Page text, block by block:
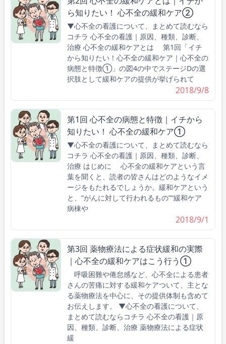
ら知りたい！ 心不全の緩和ケア②
▼心不全の看護について、まとめて読むなら
コチラ 心不全の看護｜原因、種類、診断、
治療 心不全の緩和ケアとは 第1回「イチ
から知りたい！心不全の緩和ケア｜心不全の
病態と特徴①」の図4の中でステージDの選
択肢として緩和ケアの提供が挙げられて
2018/9/8
第1回 心不全の病態と特徴｜イチから
知りたい！ 心不全の緩和ケア①
▼心不全の看護について、まとめて読むなら
コチラ 心不全の看護｜原因、種類、診断、
治療 はじめに 心不全の緩和ケアという言
葉を聞くと、読者の皆さんはどのようなイメ
ージをもたれるでしょうか。緩和ケアという
と、“がんに対して行われるもの”“緩和ケア
病棟や
2018/9/1
第3回 薬物療法による症状緩和の実際
｜心不全の緩和ケアはこう行う①
呼吸困難や倦怠感など、心不全による患者
さんの苦痛に対する緩和ケアついて、主とな
る薬物療法を中心に、その提供体制も含めて
お伝えします。 ▼心不全の看護について、
まとめて読むならコチラ 心不全の看護｜原
因、種類、診断、治療 薬物療法による症状
緩